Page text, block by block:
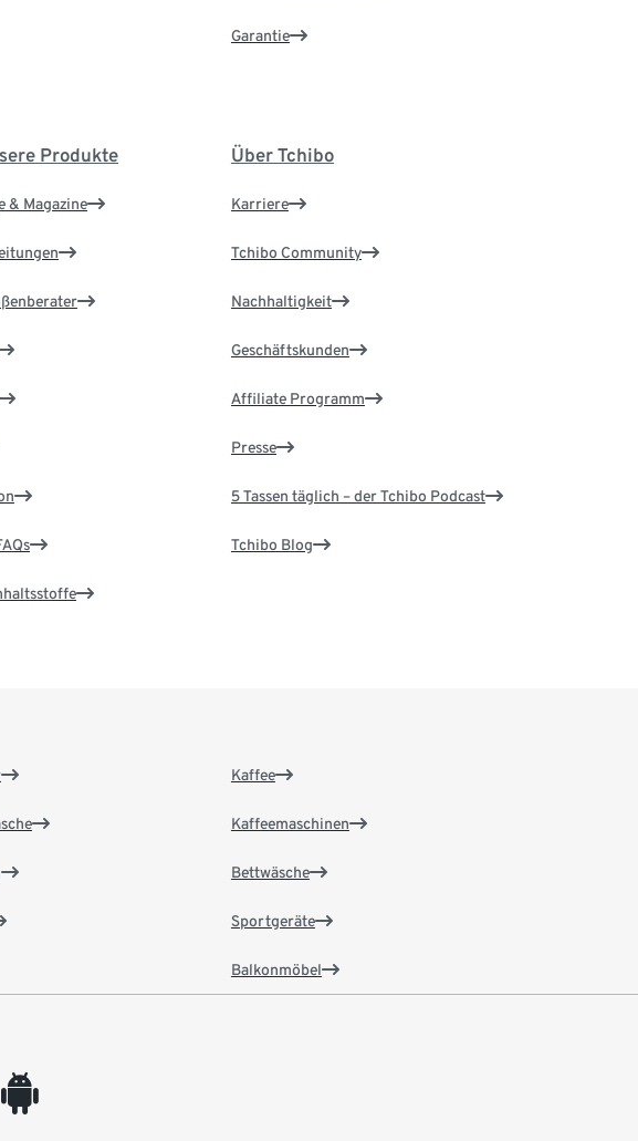
Garantie
Produkte
& Magazine
Über Tchibo
Karriere
Tchibo Community
Nachhaltigkeit
Geschäftskunden
Affiliate Programm
Presse
5 Tassen täglich – der Tchibo Podcast
Tchibo Blog
Kaffee
Kaffeemaschinen
Bettwäsche
Sportgeräte
Balkonmöbel
android